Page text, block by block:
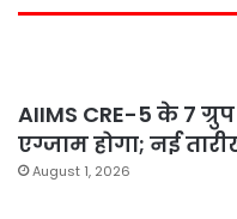
AIIMS CRE-5 के 7 ग्रुप
एग्जाम होगा; नई
August 1, 2026